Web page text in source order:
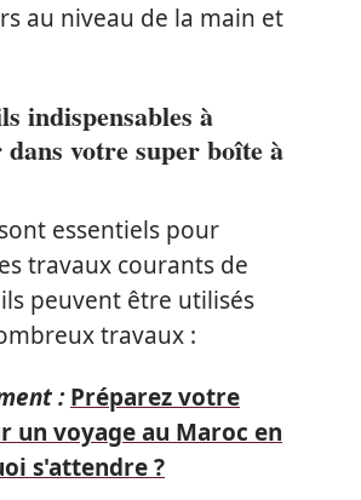
au niveau de la main et
indispensables à
votre super boîte à
essentiels pour
travaux courants de
peuvent être utilisés
travaux :
: Préparez votre
un voyage au Maroc en
s'attendre ?